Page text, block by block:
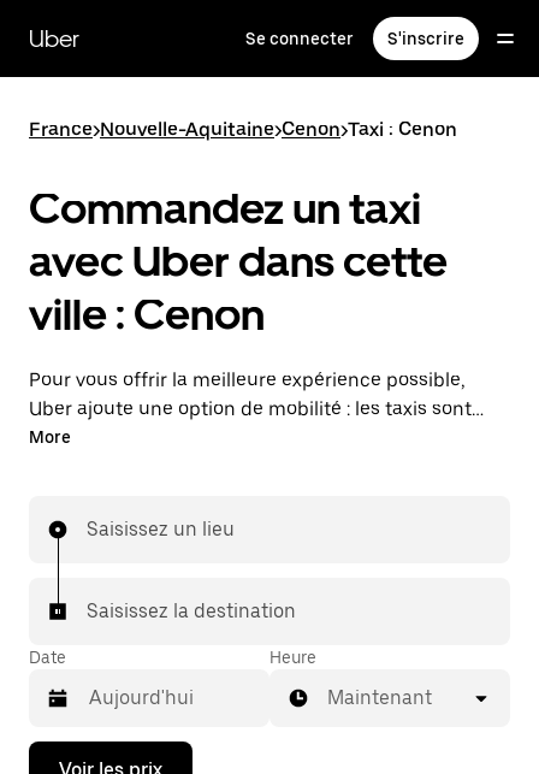
contenu
principal
Uber Se connecter S'inscrire
France>Nouvelle-Aquitaine>Cenon>Taxi : Cenon
Commandez un taxi
avec Uber dans cette
ville : Cenon
Pour vous offrir la meilleure expérience possible,
Uber ajoute une option de mobilité : les taxis sont
maintenant disponibles dans l'application. Uber Taxi :
More
Saisissez un lieu
Saisissez la destination
Date
Appuyez
Heure
Maintenant